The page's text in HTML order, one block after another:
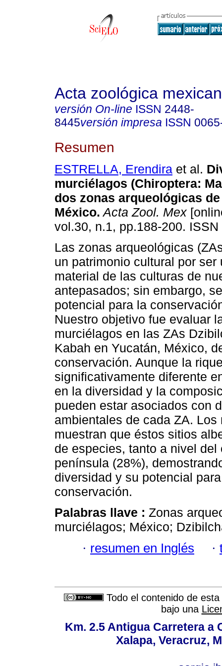
Acta zoológica
versión On-line ISSN 2448-
8445versión impresa ISSN
Resumen
ESTRELLA, Erendira et al.
murciélagos (Chiroptera:
dos zonas arqueológicas
México. Acta Zool. Mex
vol.30, n.1, pp.188-200.
Las zonas arqueológicas
un patrimonio cultural por ser
material de las culturas de
antepasados; sin embargo,
potencial para la
Nuestro objetivo fue evaluar
murciélagos en las ZAs
Kabah en Yucatán, México,
conservación. Aunque la
significativamente diferente
en la diversidad y la
pueden estar asociados con
ambientales de cada ZA.
muestran que éstos sitios
de especies, tanto a nivel
península (28%),
diversidad y su potencial
conservación.
Palabras llave : Zonas
murciélagos; México;
· resumen en Inglés ·
Todo el contenido de
bajo una
Km. 2.5 Antigua Carretera a
Xalapa, Veracruz,